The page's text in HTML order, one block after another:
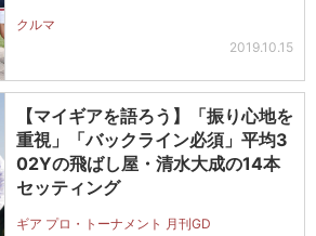
クルマ
2019.10.15
【マイギアを語ろう】「振り心地を
重視」「バックライン必須」平均3
02Yの飛ばし屋・清水大成の14本
セッティング
ギア プロ・トーナメント 月刊GD